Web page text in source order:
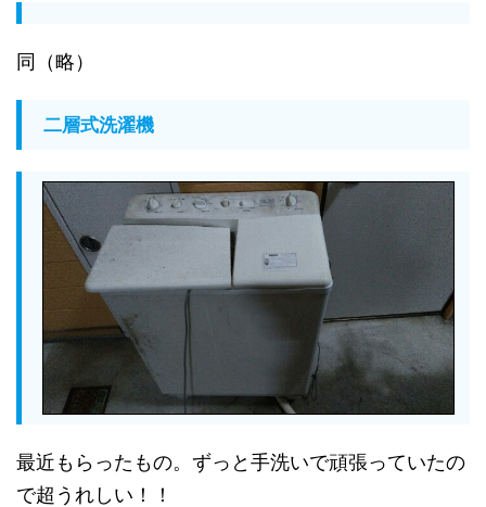
同（略）
二層式洗濯機
最近もらったもの。ずっと手洗いで頑張っていたの
で超うれしい！！